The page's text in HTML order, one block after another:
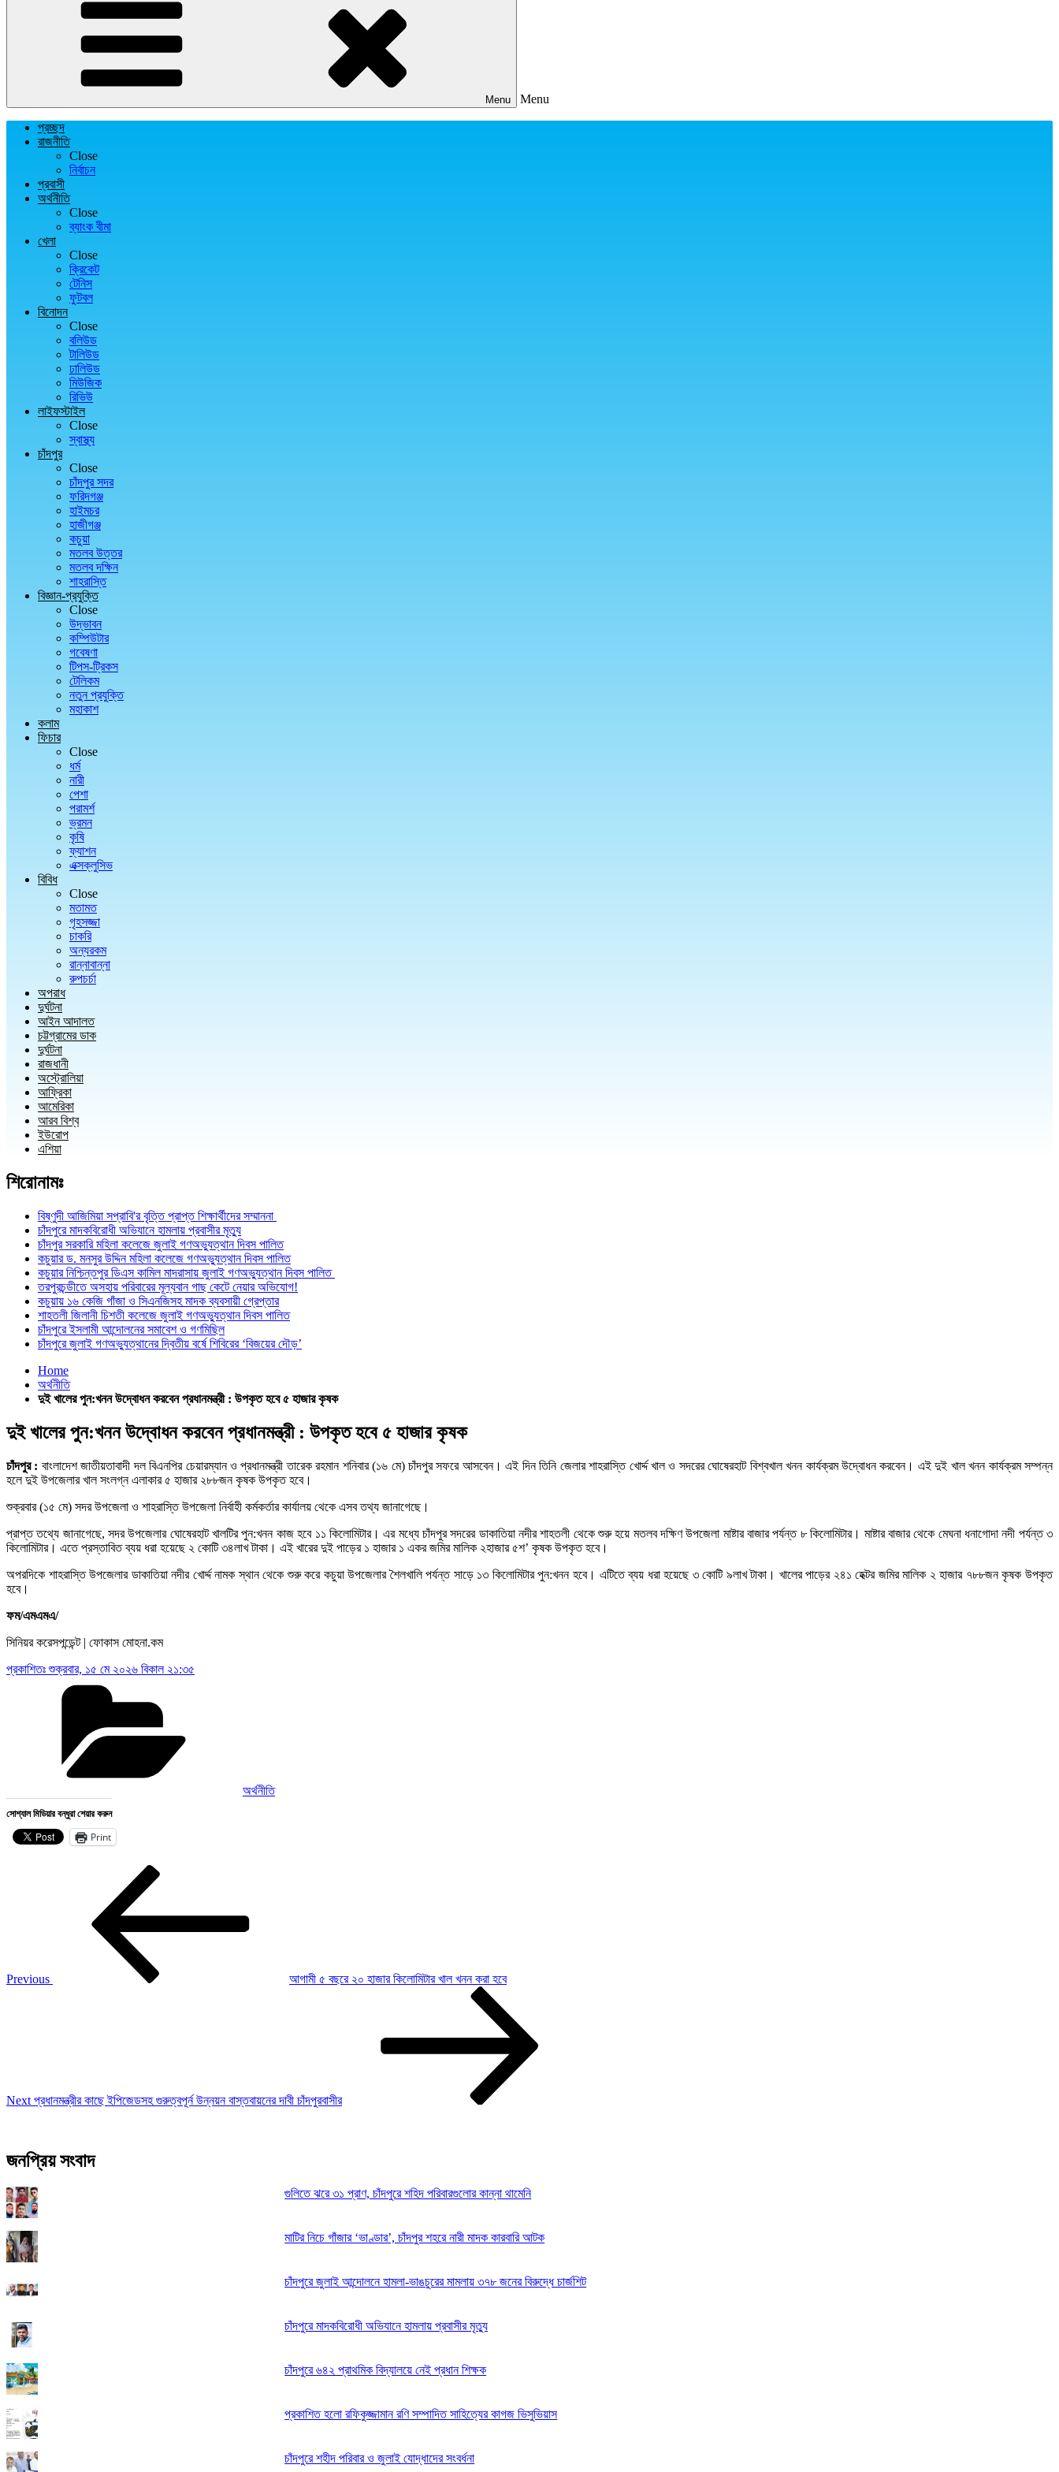
Menu Menu
প্রচ্ছদ
রাজনীতি
Close
নির্বাচন
প্রবাসী
অর্থনীতি
Close
ব্যাংক বীমা
খেলা
Close
ক্রিকেট
টেনিস
ফুটবল
বিনোদন
Close
বলিউড
টালিউড
ঢালিউড
মিউজিক
রিভিউ
লাইফস্টাইল
Close
স্বাস্থ্য
চাঁদপুর
Close
চাঁদপুর সদর
ফরিদগঞ্জ
হাইমচর
হাজীগঞ্জ
কচুয়া
মতলব উত্তর
মতলব দক্ষিন
শাহরাস্তি
বিজ্ঞান-প্রযুক্তি
Close
উদ্ভাবন
কম্পিউটার
গবেষণা
টিপস-ট্রিকস
টেলিকম
নতুন প্রযুক্তি
মহাকাশ
কলাম
ফিচার
Close
ধর্ম
নারী
পেশা
পরামর্শ
ভ্রমন
কৃষি
ফ্যাশন
এক্সক্লুসিভ
বিবিধ
Close
মতামত
গৃহসজ্জা
চাকরি
অন্যরকম
রান্নাবান্না
রুপচর্চা
অপরাধ
দুর্ঘটনা
আইন আদালত
চট্টগ্রামের ডাক
দুর্ঘটনা
রাজধানী
অস্ট্রোলিয়া
আফ্রিকা
আমেরিকা
আরব বিশ্ব
ইউরোপ
এশিয়া
শিরোনামঃ
বিষ্ণুদী আজিমিয়া সপ্রাবি'র বৃত্তি প্রাপ্ত শিক্ষার্থীদের সম্মাননা
চাঁদপুরে মাদকবিরোধী অভিযানে হামলায় প্রবাসীর মৃত্যু
চাঁদপুর সরকারি মহিলা কলেজে জুলাই গণঅভ্যুত্থান দিবস পালিত
কচুয়ার ড. মনসুর উদ্দিন মহিলা কলেজে গণঅভ্যুত্থান দিবস পালিত
কচুয়ার নিশ্চিন্তপুর ডিএস কামিল মাদরাসায় জুলাই গণঅভ্যুত্থান দিবস পালিত
তরপুরচন্ডীতে অসহায় পরিবারের মূল্যবান গাছ কেটে নেয়ার অভিযোগ!
কচুয়ায় ১৬ কেজি গাঁজা ও সিএনজিসহ মাদক ব্যবসায়ী গ্রেপ্তার
শাহতলী জিলানী চিশতী কলেজে জুলাই গণঅভ্যুত্থান দিবস পালিত
চাঁদপুরে ইসলামী আন্দোলনের সমাবেশ ও গণমিছিল
চাঁদপুরে জুলাই গণঅভ্যুত্থানের দ্বিতীয় বর্ষে শিবিরের ‘বিজয়ের দৌড়’
Home
অর্থনীতি
দুই খালের পুন:খনন উদ্বোধন করবেন প্রধানমন্ত্রী : উপকৃত হবে ৫ হাজার কৃষক
দুই খালের পুন:খনন উদ্বোধন করবেন প্রধানমন্ত্রী : উপকৃত হবে ৫ হাজার কৃষক
চাঁদপুর : বাংলাদেশ জাতীয়তাবাদী দল বিএনপির চেয়ারম্যান ও প্রধানমন্ত্রী তারেক রহমান শনিবার (১৬ মে) চাঁদপুর সফরে আসবেন। এই দিন তিনি জেলার শাহরাস্তি খোর্দ্দ খাল ও সদরের ঘোষেরহাট বিশ্বখাল খনন কার্যক্রম উদ্বোধন করবেন। এই দুই খাল খনন কার্যক্রম সম্পন্ন
হলে দুই উপজেলার খাল সংলগ্ন এলাকার ৫ হাজার ২৮৮জন কৃষক উপকৃত হবে।
শুক্রবার (১৫ মে) সদর উপজেলা ও শাহরাস্তি উপজেলা নির্বাহী কর্মকর্তার কার্যালয় থেকে এসব তথ্য জানাগেছে।
প্রাপ্ত তথ্যে জানাগেছে, সদর উপজেলার ঘোষেরহাট খালটির পুন:খনন কাজ হবে ১১ কিলোমিটার। এর মধ্যে চাঁদপুর সদরের ডাকাতিয়া নদীর শাহতলী থেকে শুরু হয়ে মতলব দক্ষিণ উপজেলা মাষ্টার বাজার পর্যন্ত ৮ কিলোমিটার। মাষ্টার বাজার থেকে মেঘনা ধনাগোদা নদী পর্যন্ত ৩
কিলোমিটার। এতে প্রস্তাবিত ব্যয় ধরা হয়েছে ২ কোটি ৩৪লাখ টাকা। এই খারের দুই পাড়ের ১ হাজার ১ একর জমির মালিক ২হাজার ৫শ’ কৃষক উপকৃত হবে।
অপরদিকে শাহরাস্তি উপজেলার ডাকাতিয়া নদীর খোর্দ্দ নামক স্থান থেকে শুরু করে কচুয়া উপজেলার শৈলখালি পর্যন্ত সাড়ে ১৩ কিলোমিটার পুন:খনন হবে। এটিতে ব্যয় ধরা হয়েছে ৩ কোটি ৯লাখ টাকা। খালের পাড়ের ২৪১ হেক্টর জমির মালিক ২ হাজার ৭৮৮জন কৃষক উপকৃত
হবে।
ফম/এমএমএ/
সিনিয়র করেসপন্ডেন্ট | ফোকাস মোহনা.কম
প্রকাশিতঃশুক্রবার, ১৫ মে ২০২৬ বিকাল ২১:৩৫
অর্থনীতি
সোশ্যাল মিডিয়ার বন্ধুরা শেয়ার করুন
Print
Previous
আগামী ৫ বছরে ২০ হাজার কিলোমিটার খাল খনন করা হবে
Next প্রধানমন্ত্রীর কাছে ইপিজেডসহ গুরুত্বপূর্ন উন্নয়ন বাস্তবায়নের দাবী চাঁদপুরবাসীর
জনপ্রিয় সংবাদ
গুলিতে ঝরে ৩১ প্রাণ, চাঁদপুরে শহিদ পরিবারগুলোর কান্না থামেনি
মাটির নিচে গাঁজার ‘ভাণ্ডার’, চাঁদপুর শহরে নারী মাদক কারবারি আটক
চাঁদপুরে জুলাই আন্দোলনে হামলা-ভাঙচুরের মামলায় ৩৭৮ জনের বিরুদ্ধে চার্জশিট
চাঁদপুরে মাদকবিরোধী অভিযানে হামলায় প্রবাসীর মৃত্যু
চাঁদপুরে ৬৪২ প্রাথমিক বিদ্যালয়ে নেই প্রধান শিক্ষক
প্রকাশিত হলো রফিকুজ্জামান রণি সম্পাদিত সাহিত্যের কাগজ ভিসুভিয়াস
চাঁদপুরে শহীদ পরিবার ও জুলাই যোদ্ধাদের সংবর্ধনা